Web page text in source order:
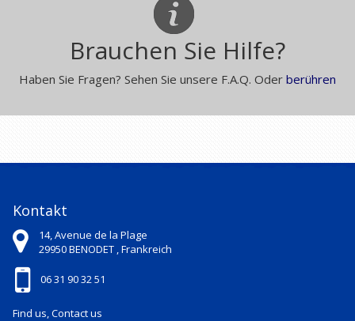
Brauchen Sie Hilfe?
Haben Sie Fragen? Sehen Sie unsere F.A.Q. Oder berühren
Kontakt
14, Avenue de la Plage
29950BENODET , Frankreich
06 31 90 32 51
Find us, Contact us